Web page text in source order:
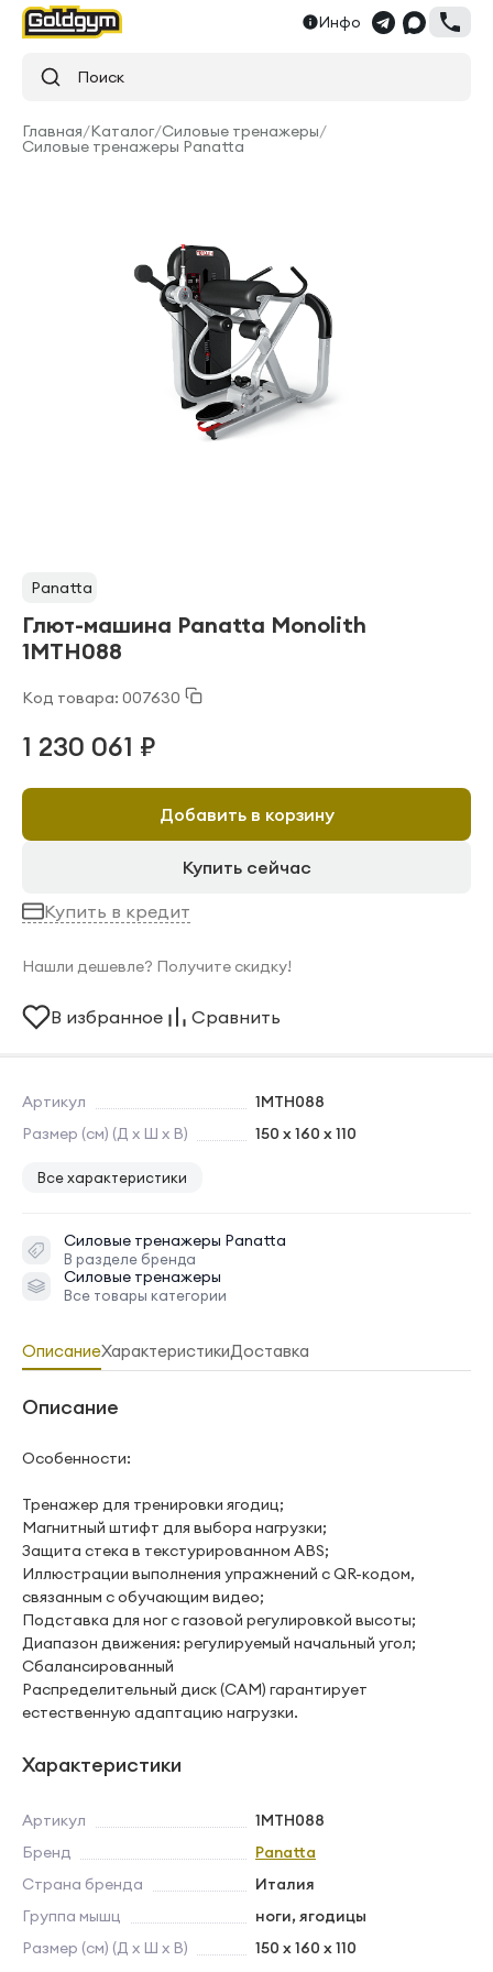
Инфо
Поиск
Главная/Каталог/Силовые тренажеры/
Силовые тренажеры Panatta
Panatta
Глют-машина Panatta Monolith
1MTH088
Код товара: 007630
Артикул
1MTH088
Размер (см) (Д х Ш х В)
150 x 160 x 110
Все характеристики
Силовые тренажеры Panatta
В разделе бренда
Силовые тренажеры
Все товары категории
1 230 061 ₽
Добавить в корзину
Купить сейчас
Купить в кредит
Нашли дешевле? Получите скидку!
В избранное Сравнить
ОписаниеХарактеристикиДоставка
Описание
Особенности:
Тренажер для тренировки ягодиц;
Магнитный штифт для выбора нагрузки;
Защита стека в текстурированном ABS;
Иллюстрации выполнения упражнений с QR-кодом,
связанным с обучающим видео;
Подставка для ног с газовой регулировкой высоты;
Диапазон движения: регулируемый начальный угол;
Сбалансированный
Распределительный диск (CAM) гарантирует
естественную адаптацию нагрузки.
Характеристики
Артикул
1MTH088
Бренд
Panatta
Страна бренда
Италия
Группа мышц
ноги, ягодицы
Размер (см) (Д х Ш х В)
150 x 160 x 110